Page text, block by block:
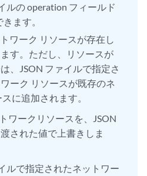
ルの operation フィールド
ます。
ワーク リソースが存在し
す。ただし、リソースが
、JSON ファイルで指定さ
ーク リソースが既存のネ
に追加されます。
ワークリソースを、JSON
された値で上書きしま
ルで指定されたネットワー